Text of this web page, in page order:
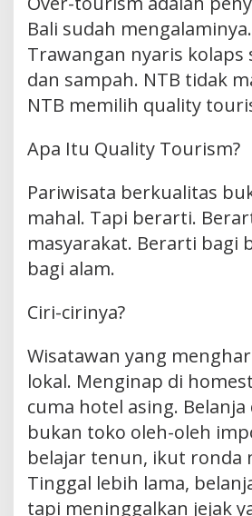
Bali sudah
Trawangan nyaris kolaps
dan sampah. NTB tidak
NTB memilih quality
Apa Itu Quality Tourism?
Pariwisata berkualitas
mahal. Tapi berarti.
masyarakat. Berarti bagi
bagi alam.
Ciri-cirinya?
Wisatawan yang
lokal. Menginap di
cuma hotel asing.
bukan toko oleh-oleh
belajar tenun, ikut ronda
Tinggal lebih lama,
tapi meninggalkan jejak